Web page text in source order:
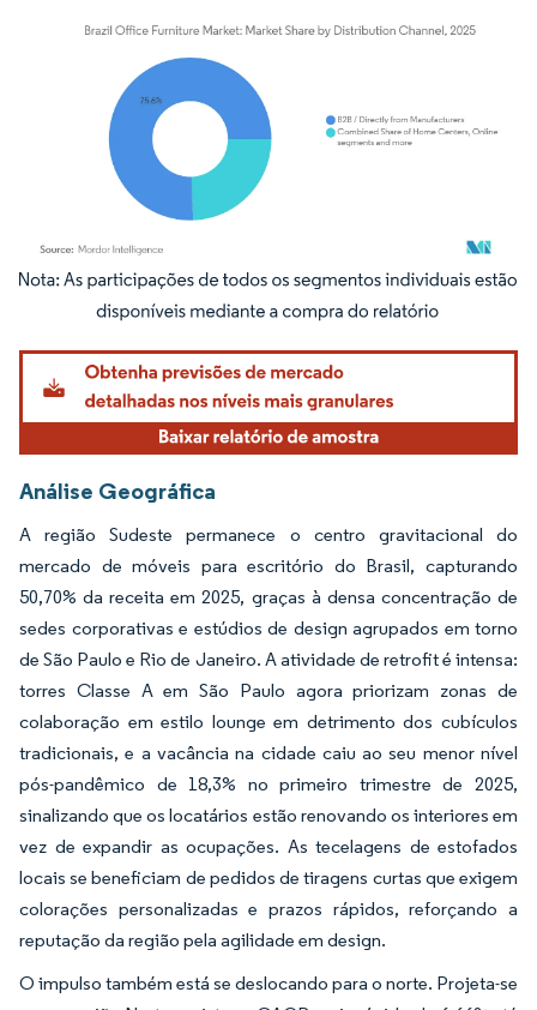
Imagem © Mordor Intelligence. O reuso requer atribuição conforme CC BY 4.0.
Análise Geográfica
A região Sudeste permanece o centro gravitacional do
mercado de móveis para escritório do Brasil, capturando
50,70% da receita em 2025, graças à densa concentração de
sedes corporativas e estúdios de design agrupados em torno
de São Paulo e Rio de Janeiro. A atividade de retrofit é intensa:
torres Classe A em São Paulo agora priorizam zonas de
colaboração em estilo lounge em detrimento dos cubículos
tradicionais, e a vacância na cidade caiu ao seu menor nível
pós-pandêmico de 18,3% no primeiro trimestre de 2025,
sinalizando que os locatários estão renovando os interiores em
vez de expandir as ocupações. As tecelagens de estofados
locais se beneficiam de pedidos de tiragens curtas que exigem
colorações personalizadas e prazos rápidos, reforçando a
reputação da região pela agilidade em design.
O impulso também está se deslocando para o norte. Projeta-se